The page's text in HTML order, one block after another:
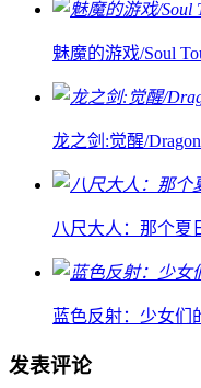
魅魔的游戏/Soul
龙之剑:觉醒/
八尺大人：那个夏
蓝色反射：少女们
发表评论